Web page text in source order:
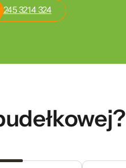
245 3214 324